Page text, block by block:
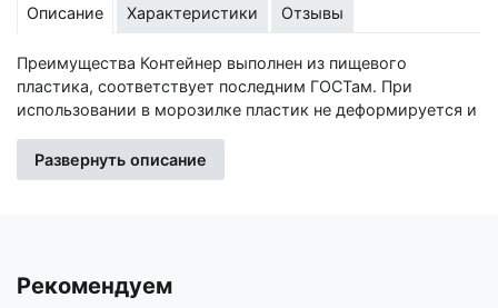
Описание Характеристики Отзывы
Преимущества Контейнер выполнен из пищевого
пластика, соответствует последним ГОСТам. При
использовании в морозилке пластик не деформируется и
её проще было открыть. Контейнер лёгкий по весу и
благодаря своей форме занимает совсем немного места
Если у вас есть вопросы по данному товару, Вы всегда
можете позвонить в нашу информационную службу
Развернуть описание
Рекомендуем